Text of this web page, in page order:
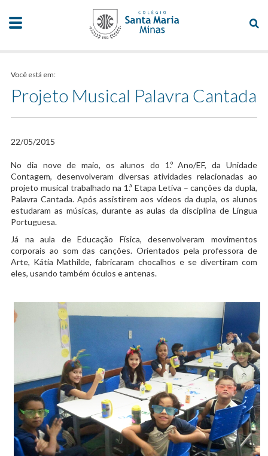
Você está em:
Projeto Musical Palavra Cantada
22/05/2015
​No dia nove de maio, os alunos do 1.º Ano/EF, da Unidade
Contagem, desenvolveram diversas atividades relacionadas ao
projeto musical trabalhado na 1.ª Etapa Letiva – canções da dupla,
Palavra Cantada. Após assistirem aos vídeos da dupla, os alunos
estudaram as músicas, durante as aulas da disciplina de Língua
Portuguesa.
Já na aula de Educação Física, desenvolveram movimentos
corporais ao som das canções. Orientados pela professora de
Arte, Kátia Mathilde, fabricaram chocalhos e se divertiram com
eles, usando também óculos e antenas.